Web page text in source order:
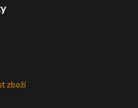
zboží